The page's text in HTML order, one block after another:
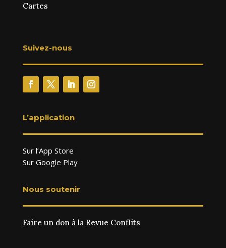
Cartes
Suivez-nous
L’application
Sur l’App Store
Sur Google Play
Nous soutenir
Faire un don à la Revue Conflits